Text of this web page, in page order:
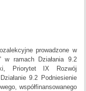
prowadzone w
w ramach Działania 9.2
Priorytet IX Rozwój
9.2 Podniesienie
współfinansowanego